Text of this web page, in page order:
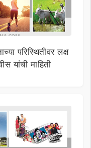
परिस्थितीवर लक्ष
यांची माहिती